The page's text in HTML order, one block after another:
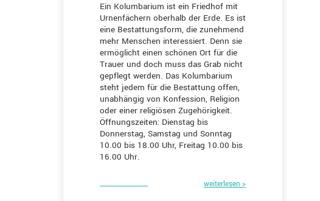
Ein Kolumbarium ist ein Friedhof mit
Urnenfächern oberhalb der Erde. Es ist
eine Bestattungsform, die zunehmend
mehr Menschen interessiert. Denn sie
ermöglicht einen schönen Ort für die
Trauer und doch muss das Grab nicht
gepflegt werden. Das Kolumbarium
steht jedem für die Bestattung offen,
unabhängig von Konfession, Religion
oder einer religiösen Zugehörigkeit.
Öffnungszeiten: Dienstag bis
Donnerstag, Samstag und Sonntag
10.00 bis 18.00 Uhr, Freitag 10.00 bis
16.00 Uhr.
weiterlesen >